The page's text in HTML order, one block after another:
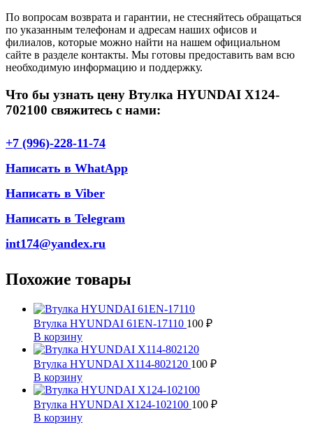
По вопросам возврата и гарантии, не стесняйтесь обращаться
по указанным телефонам и адресам наших офисов и
филиалов, которые можно найти на нашем официальном
сайте в разделе контакты. Мы готовы предоставить вам всю
необходимую информацию и поддержку.
Что бы узнать цену Втулка HYUNDAI X124-
702100 свяжитесь с нами:
+7 (996)-228-11-74
Написать в WhatApp
Написать в Viber
Написать в Telegram
int174@yandex.ru
Похожие товары
Втулка HYUNDAI 61EN-17110 100 ₽
В корзину
Втулка HYUNDAI X114-802120 100 ₽
В корзину
Втулка HYUNDAI X124-102100 100 ₽
В корзину